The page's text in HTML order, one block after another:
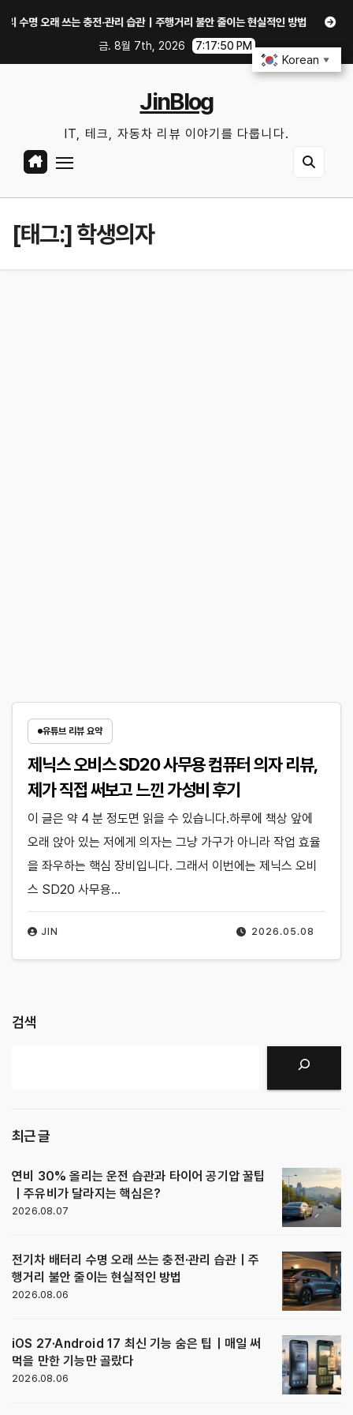
명 오래 쓰는 충전·관리 습관｜주행거리 불안 줄이는 현실적인 방법
iOS
금. 8월 7th, 2026
7:17:50 PM
JinBlog
IT, 테크, 자동차 리뷰 이야기를 다룹니다.
[태그:]학생의자
유튜브 리뷰 요약
제닉스 오비스 SD20 사무용 컴퓨터 의자 리뷰,
제가 직접 써보고 느낀 가성비 후기
2026.05.08
JIN
이 글은 약 4 분 정도면 읽을 수 있습니다.하루에 책상 앞에
오래 앉아 있는 저에게 의자는 그냥 가구가 아니라 작업 효율
을 좌우하는 핵심 장비입니다. 그래서 이번에는 제닉스 오비
스 SD20 사무용…
검색
최근 글
연비 30% 올리는 운전 습관과 타이어 공기압 꿀팁
｜주유비가 달라지는 핵심은?
2026.08.07
전기차 배터리 수명 오래 쓰는 충전·관리 습관｜주
행거리 불안 줄이는 현실적인 방법
2026.08.06
iOS 27·Android 17 최신 기능 숨은 팁｜매일 써
먹을 만한 기능만 골랐다
2026.08.06
Korean ▼